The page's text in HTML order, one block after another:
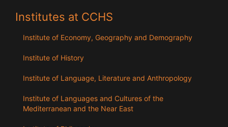
Institutes at CCHS
Institute of Economy, Geography and Demography
Institute of History
Institute of Language, Literature and Anthropology
Institute of Languages ​​and Cultures of the
Mediterranean and the Near East